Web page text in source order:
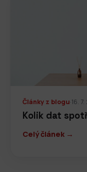
Články z blogu·16.
Kolik dat
Celý článek →